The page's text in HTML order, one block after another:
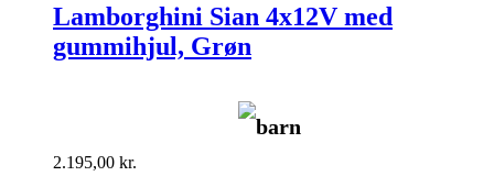
Lamborghini Sian 4x12V med
gummihjul, Grøn
barn
2.195,00 kr.